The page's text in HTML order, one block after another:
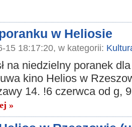
w Heliosie
15 18:17:20, w kategorii:
na niedzielny poranek dla
kino Helios w
14. !6 czerwca od g,
»